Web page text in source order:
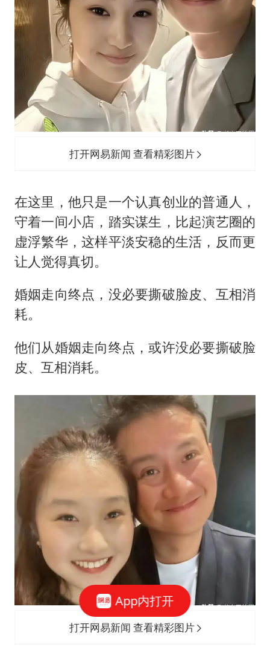
打开网易新闻 查看精彩图片
在这里，他只是一个认真创业的普通人，
守着一间小店，踏实谋生，比起演艺圈的
虚浮繁华，这样平淡安稳的生活，反而更
让人觉得真切。
婚姻走向终点，没必要撕破脸皮、互相消
耗。
他们从婚姻走向终点，或许没必要撕破脸
皮、互相消耗。
打开网易新闻 查看精彩图片
App内打开